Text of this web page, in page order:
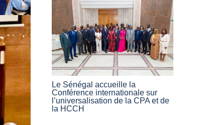
Le Sénégal accueille la
Conférence internationale sur
l’universalisation de la CPA et de
la HCCH